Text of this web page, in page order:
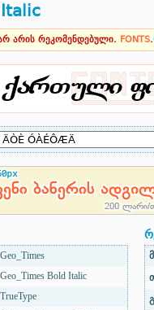
არის რეკომენდებული. FONTS.
Geo_Times
Geo_Times Bold Italic
TrueType